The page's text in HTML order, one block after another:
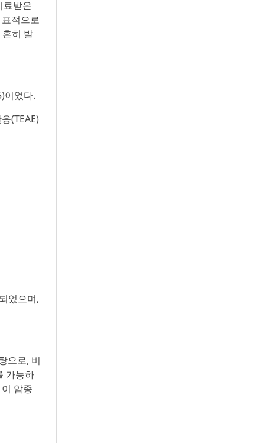
료받은
적으로
히 발
이었다.
(TEAE)
었으며,
으로, 비
가능하
암종